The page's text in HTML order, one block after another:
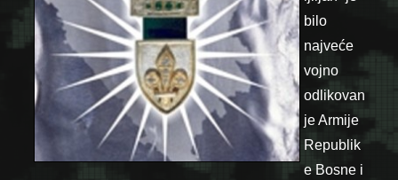
bilo
najveće
vojno
odlikovan
je Armije
Republik
e Bosne i